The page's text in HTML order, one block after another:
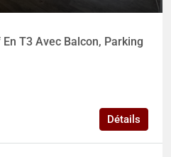
T3 Avec Balcon, Parking
Détails